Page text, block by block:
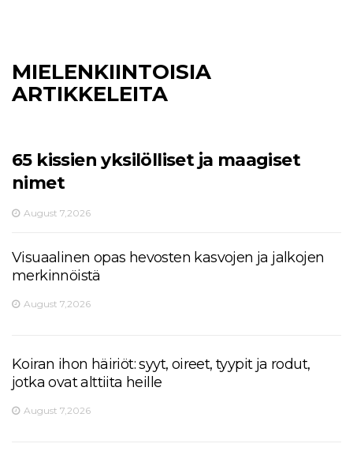
MIELENKIINTOISIA
ARTIKKELEITA
65 kissien yksilölliset ja maagiset
nimet
August 7,2026
Visuaalinen opas hevosten kasvojen ja jalkojen
merkinnöistä
August 7,2026
Koiran ihon häiriöt: syyt, oireet, tyypit ja rodut,
jotka ovat alttiita heille
August 7,2026